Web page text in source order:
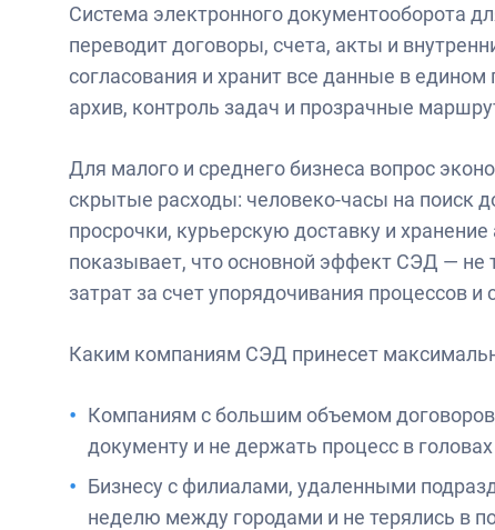
Система электронного документооборота
переводит договоры, счета, акты и
согласования и хранит все данные в
архив, контроль задач и прозрачные
Для малого и среднего бизнеса вопрос
скрытые расходы: человеко-часы на поиск
просрочки, курьерскую доставку и
показывает, что основной эффект СЭД — не
затрат за счет упорядочивания процессов
Каким компаниям СЭД принесет
Компаниям с большим объемом
документу и не держать процесс в
Бизнесу с филиалами, удаленными
неделю между городами и не терялись в